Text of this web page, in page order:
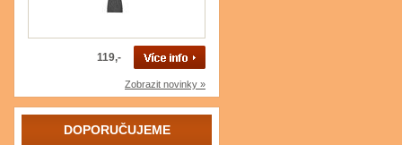
119,-
Zobrazit novinky »
DOPORUČUJEME